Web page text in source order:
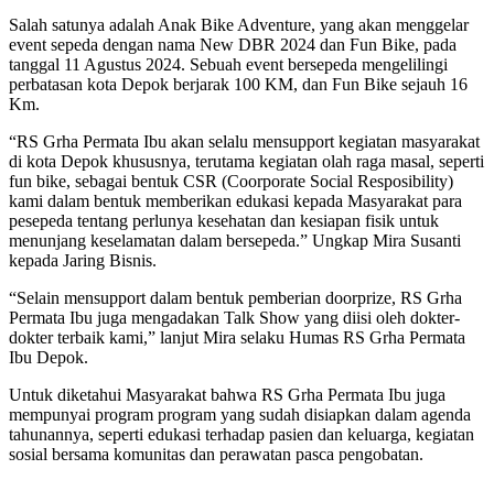
Salah satunya adalah Anak Bike Adventure, yang akan menggelar
event sepeda dengan nama New DBR 2024 dan Fun Bike, pada
tanggal 11 Agustus 2024. Sebuah event bersepeda mengelilingi
perbatasan kota Depok berjarak 100 KM, dan Fun Bike sejauh 16
Km.
“RS Grha Permata Ibu akan selalu mensupport kegiatan masyarakat
di kota Depok khususnya, terutama kegiatan olah raga masal, seperti
fun bike, sebagai bentuk CSR (Coorporate Social Resposibility)
kami dalam bentuk memberikan edukasi kepada Masyarakat para
pesepeda tentang perlunya kesehatan dan kesiapan fisik untuk
menunjang keselamatan dalam bersepeda.” Ungkap Mira Susanti
kepada Jaring Bisnis.
“Selain mensupport dalam bentuk pemberian doorprize, RS Grha
Permata Ibu juga mengadakan Talk Show yang diisi oleh dokter-
dokter terbaik kami,” lanjut Mira selaku Humas RS Grha Permata
Ibu Depok.
Untuk diketahui Masyarakat bahwa RS Grha Permata Ibu juga
mempunyai program program yang sudah disiapkan dalam agenda
tahunannya, seperti edukasi terhadap pasien dan keluarga, kegiatan
sosial bersama komunitas dan perawatan pasca pengobatan.